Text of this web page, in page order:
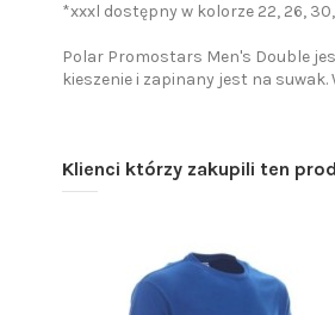
*xxxl dostępny w kolorze 22, 26,
Polar Promostars Men's Double
kieszenie i zapinany jest na
Klienci którzy zakupili ten